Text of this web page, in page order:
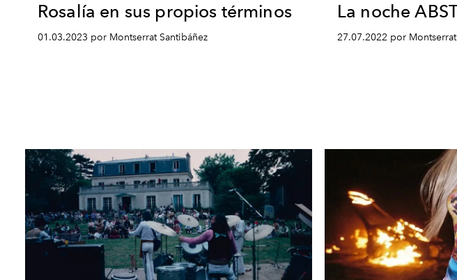
Rosalía en sus propios términos
01.03.2023 por Montserrat Santibáñez
La noche
27.07.2022 por